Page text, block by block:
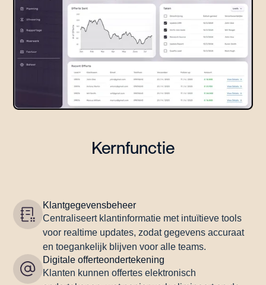
Kernfunctie
Klantgegevensbeheer
Centraliseert klantinformatie met intuïtieve tools
voor realtime updates, zodat gegevens accuraat
en toegankelijk blijven voor alle teams.
Digitale offerteondertekening
Klanten kunnen offertes elektronisch